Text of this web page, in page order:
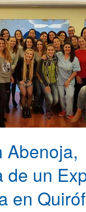
Abenoja,
de un
en